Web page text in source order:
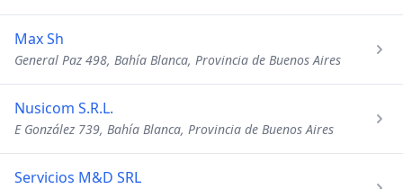
Max Sh
General Paz 498, Bahía Blanca, Provincia de Buenos Aires
Nusicom S.R.L.
E González 739, Bahía Blanca, Provincia de Buenos Aires
Servicios M&D SRL